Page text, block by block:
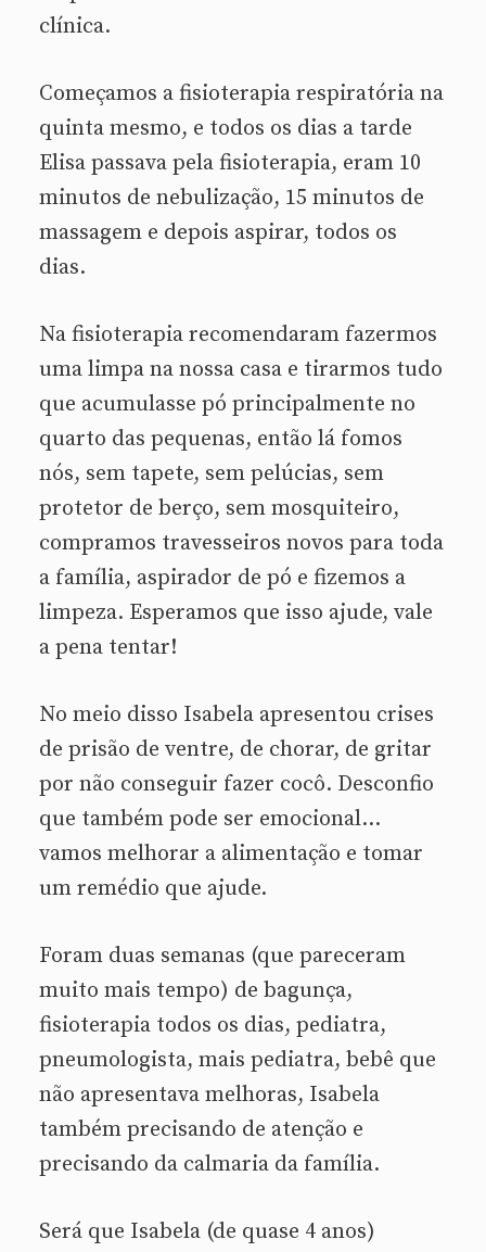
clínica.
Começamos a fisioterapia respiratória na
quinta mesmo, e todos os dias a tarde
Elisa passava pela fisioterapia, eram 10
minutos de nebulização, 15 minutos de
massagem e depois aspirar, todos os
dias.
Na fisioterapia recomendaram fazermos
uma limpa na nossa casa e tirarmos tudo
que acumulasse pó principalmente no
quarto das pequenas, então lá fomos
nós, sem tapete, sem pelúcias, sem
protetor de berço, sem mosquiteiro,
compramos travesseiros novos para toda
a família, aspirador de pó e fizemos a
limpeza. Esperamos que isso ajude, vale
a pena tentar!
No meio disso Isabela apresentou crises
de prisão de ventre, de chorar, de gritar
por não conseguir fazer cocô. Desconfio
que também pode ser emocional…
vamos melhorar a alimentação e tomar
um remédio que ajude.
Foram duas semanas (que pareceram
muito mais tempo) de bagunça,
fisioterapia todos os dias, pediatra,
pneumologista, mais pediatra, bebê que
não apresentava melhoras, Isabela
também precisando de atenção e
precisando da calmaria da família.
Será que Isabela (de quase 4 anos)